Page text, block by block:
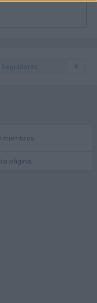
Seguidores 0
miembros
página.